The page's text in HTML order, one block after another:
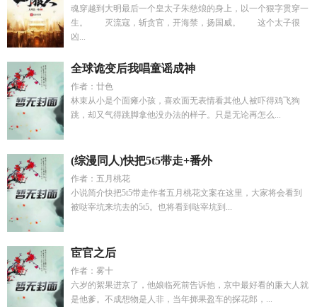
魂穿越到大明最后一个皇太子朱慈烺的身上，以一个狠字贯穿一
生。 灭流寇，斩贪官，开海禁，扬国威。 这个太子很
凶...
全球诡变后我唱童谣成神
作者：廿色
林束从小是个面瘫小孩，喜欢面无表情看其他人被吓得鸡飞狗
跳，却又气得跳脚拿他没办法的样子。只是无论再怎么...
(综漫同人)快把5t5带走+番外
作者：五月桃花
小说简介快把5t5带走作者五月桃花文案在这里，大家将会看到
被哒宰坑来坑去的5t5。也将看到哒宰坑到...
宦官之后
作者：雾十
六岁的絮果进京了，他娘临死前告诉他，京中最好看的廉大人就
是他爹。不成想物是人非，当年掷果盈车的探花郎，...